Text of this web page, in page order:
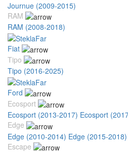
Journue (2009-2015)
RAM
RAM (2008-2018)
Fiat
Tipo
Tipo (2016-2025)
Ford
Ecosport
Ecosport (2013-2017) Ecosport
Edge
Edge (2010-2014) Edge (2015-2018)
Escape